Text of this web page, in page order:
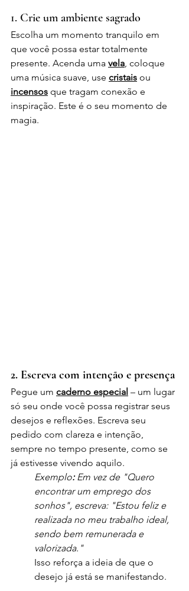
1. Crie um ambiente sagrado
Escolha um momento tranquilo em
que você possa estar totalmente
presente. Acenda uma vela , coloque
uma música suave, use cristais ou
incensos que tragam conexão e
inspiração. Este é o seu momento de
magia.
2. Escreva com intenção e presença
Pegue um caderno especial – um lugar
só seu onde você possa registrar seus
desejos e reflexões. Escreva seu
pedido com clareza e intenção,
sempre no tempo presente, como se
já estivesse vivendo aquilo.
Exemplo: Em vez de "Quero
encontrar um emprego dos
sonhos", escreva: "Estou feliz e
realizada no meu trabalho ideal,
sendo bem remunerada e
valorizada."
Isso reforça a ideia de que o
desejo já está se manifestando.